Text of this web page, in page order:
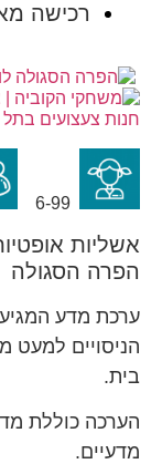
רכישה
אשליות
הפרה הסגולה
ערכת מדע
הניסויים
בית.
הערכה כוללת
מדעיים.